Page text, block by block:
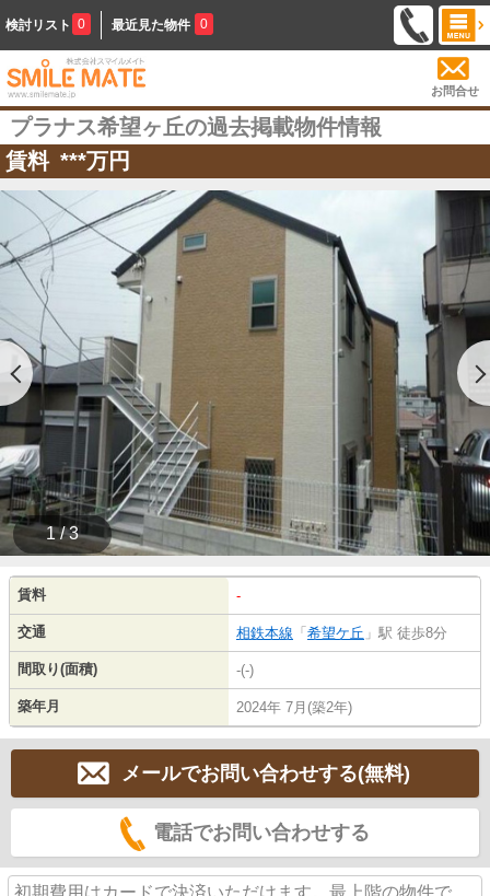
検討リスト 0 最近見た物件 0
お問合せ
プラナス希望ヶ丘の過去掲載物件情報
賃料 ***万円
1 / 3
賃料 -
交通 相鉄本線 「 希望ケ丘 」駅 徒歩8分
間取り(面積) -(-)
築年月 2024年 7月(築2年)
メールでお問い合わせする(無料)
電話でお問い合わせする